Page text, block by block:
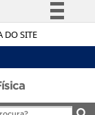
DO SITE